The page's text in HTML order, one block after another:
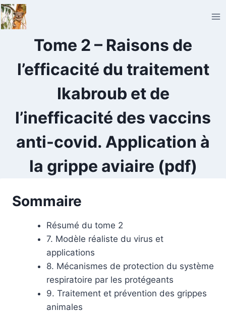
Aller
au
Tome 2 – Raisons de
l’efficacité du traitement
Ikabroub et de
l’inefficacité des vaccins
anti-covid. Application à
la grippe aviaire (pdf)
Sommaire
Résumé du tome 2
7. Modèle réaliste du virus et
applications
8. Mécanismes de protection du système
respiratoire par les protégeants
9. Traitement et prévention des grippes
animales